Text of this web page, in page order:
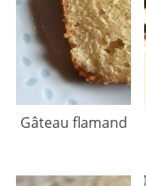
Gâteau flamand